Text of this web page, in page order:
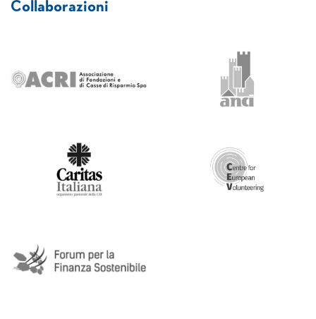
Collaborazioni